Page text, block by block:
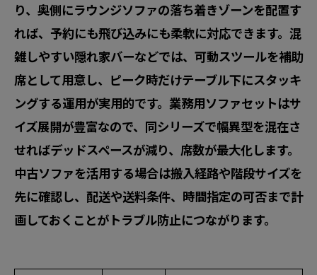
り、奥側にラウンジソファの落ち着きゾーンを配置す
れば、予約にも飛び込みにも柔軟に対応できます。混
雑しやすい隠れ家バーなどでは、可動スツールを補助
席として用意し、ピーク時だけテーブル下にスタッキ
ングする運用が実用的です。業務用ソファセットはサ
イズ展開が豊富なので、同シリーズで幅異型を混在さ
せればデッドスペースが減り、席数が最大化します。
中古ソファを活用する場合は搬入経路や階段サイズを
先に確認し、配送や送料条件、時間指定の可否まで計
画しておくことがトラブル防止につながります。